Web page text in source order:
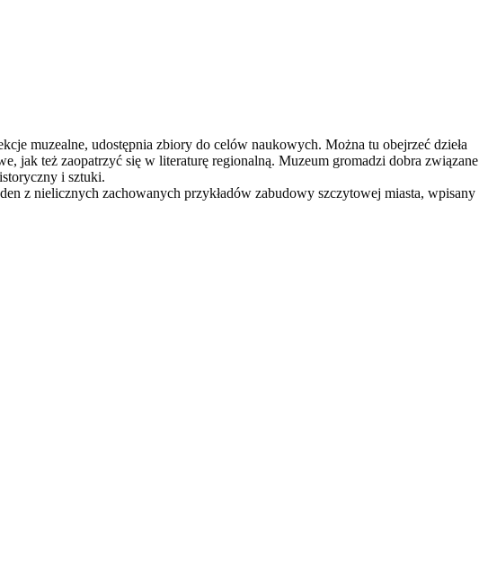
muzealne, udostępnia zbiory do celów naukowych. Można tu obejrzeć dzieła
jak też zaopatrzyć się w literaturę regionalną. Muzeum gromadzi dobra związane
i sztuki.
z nielicznych zachowanych przykładów zabudowy szczytowej miasta, wpisany